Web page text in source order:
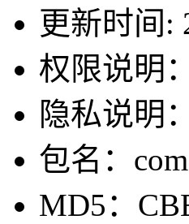
更新时间:
权限说明：
隐私说明：
包名：
MD5：